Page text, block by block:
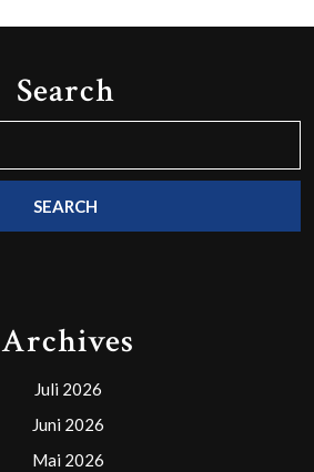
Search
Archives
Juli 2026
Juni 2026
Mai 2026